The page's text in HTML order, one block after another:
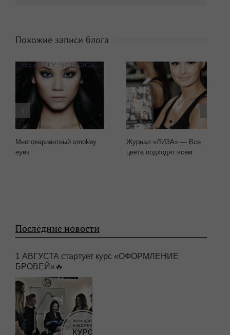
Похожие записи блога
Многовариантный smokey
eyes
Журнал «ЛИЗА» — Все
цвета подходят всем
Последние новости
1 АВГУСТА стартует курс «ОФОРМЛЕНИЕ
БРОВЕЙ»🔥